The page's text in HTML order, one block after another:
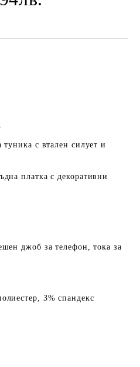
туника с втален силует и
платка с декоративни
джоб за телефон, тока за
3% спандекс